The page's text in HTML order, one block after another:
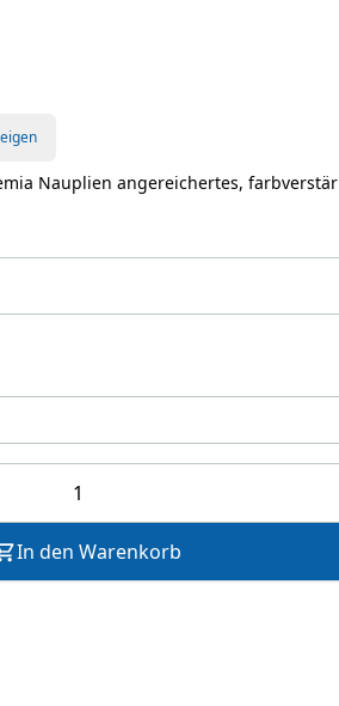
Nauplien angereichertes,
In den Warenkorb